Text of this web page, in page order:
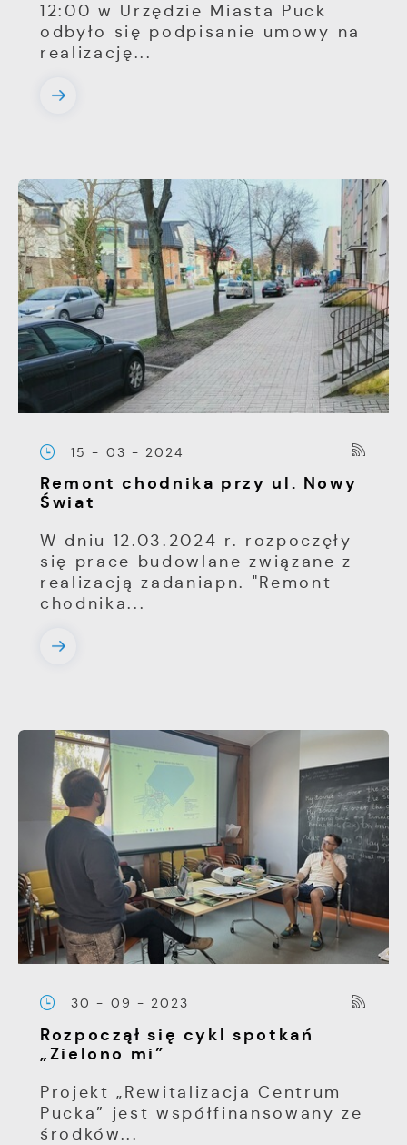
12:00 w Urzędzie Miasta Puck
odbyło się podpisanie umowy na
realizację...
15 - 03 - 2024
Remont chodnika przy ul. Nowy
Świat
W dniu 12.03.2024 r. rozpoczęły
się prace budowlane związane z
realizacją zadaniapn. "Remont
chodnika...
30 - 09 - 2023
Rozpoczął się cykl spotkań
„Zielono mi”
Projekt „Rewitalizacja Centrum
Pucka” jest współfinansowany ze
środków...